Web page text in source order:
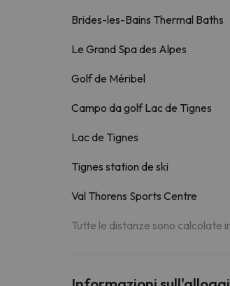
Brides-les-Bains Thermal Baths
Le Grand Spa des Alpes
Golf de Méribel
Campo da golf Lac de Tignes
Lac de Tignes
Tignes station de ski
Val Thorens Sports Centre
Tutte le distanze sono calcolate